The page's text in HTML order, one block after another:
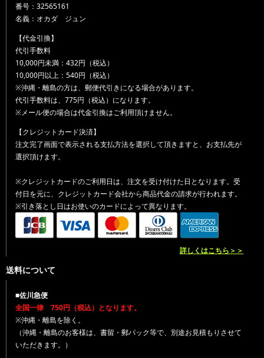
番号：32565161
名義：オカダ ジュン
【代金引換】
代引手数料
10,000円未満：432円（税込）
10,000円以上：540円（税込）
※沖縄・離島の方は、郵便代引きになる場合があります。
代引手数料は、775円（税込）になります。
※メール便の場合は代金引換はご利用頂けません。
【クレジットカード決済】
注文完了画面で表示される支払方法を選択して頂きますと、お支払先が
選択頂けます。
※クレジットカードのご利用日は、注文を受け付けた日となります。受
付日を元に、クレジットカード会社から商品代金の請求が行われます。
※引き落とし日はお使いのカードによって異なります。
詳しくはこちら＞＞
送料について
■佐川急便
全国一律 750円（税込）となります。
※沖縄・離島を除く。
（沖縄・離島のお客様は、書留・郵パック等で、別途お見積もりさせて
いただきます。）